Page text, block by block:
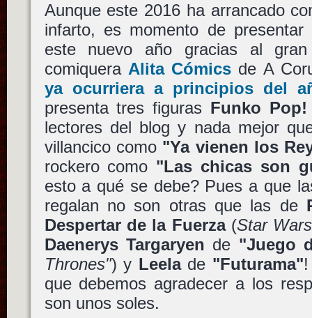
Aunque este 2016 ha arrancado
infarto, es momento de
este nuevo año gracias al
comiquera Alita Cómics de A
ya ocurriera a principios del
presenta tres figuras Funko Pop!
lectores del blog y nada mejor
villancico como "Ya vienen los
rockero como "Las chicas son
esto a qué se debe? Pues a que
regalan no son otras que las de
Despertar de la Fuerza(Star
Daenerys Targaryen de "Juego
Thrones") y Leelade "Futurama"
que debemos agradecer a los
son unos soles.